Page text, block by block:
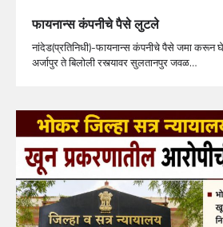
फायनान्स कंपनीचे पैसे लुटले
नांदेड(प्रतिनिधी)-फायनान्स कंपनीचे पैसे जमा करून
अर्जापुर ते बिलोली रस्त्यावर सुलतानपुर जवळ…